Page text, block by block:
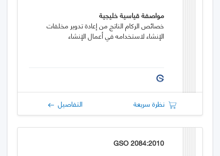
مواصفة قياسية خليجية
خصائص الركام الناتج من إعادة تدوير مخلفات
الإنشاء لاستخدامه في أعمال الإنشاء
نظرة سريعة التفاصيل
GSO 2084:2010